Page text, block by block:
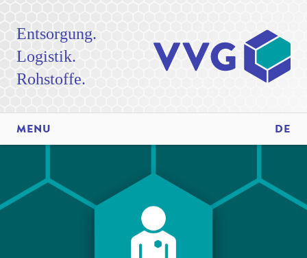
Entsorgung.
Logistik.
Rohstoffe.
MENU DE